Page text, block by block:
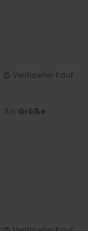
Verifizierter Kauf
: 3/5 Größe: